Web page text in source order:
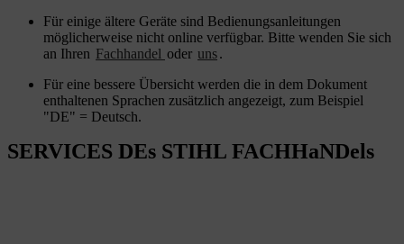
Für einige ältere Geräte sind Bedienungsanleitungen
möglicherweise nicht online verfügbar. Bitte wenden Sie sich
an Ihren Fachhandel oder uns.
Für eine bessere Übersicht werden die in dem Dokument
enthaltenen Sprachen zusätzlich angezeigt, zum Beispiel
"DE" = Deutsch.
SERVICES DEs STIHL FACHHaNDels